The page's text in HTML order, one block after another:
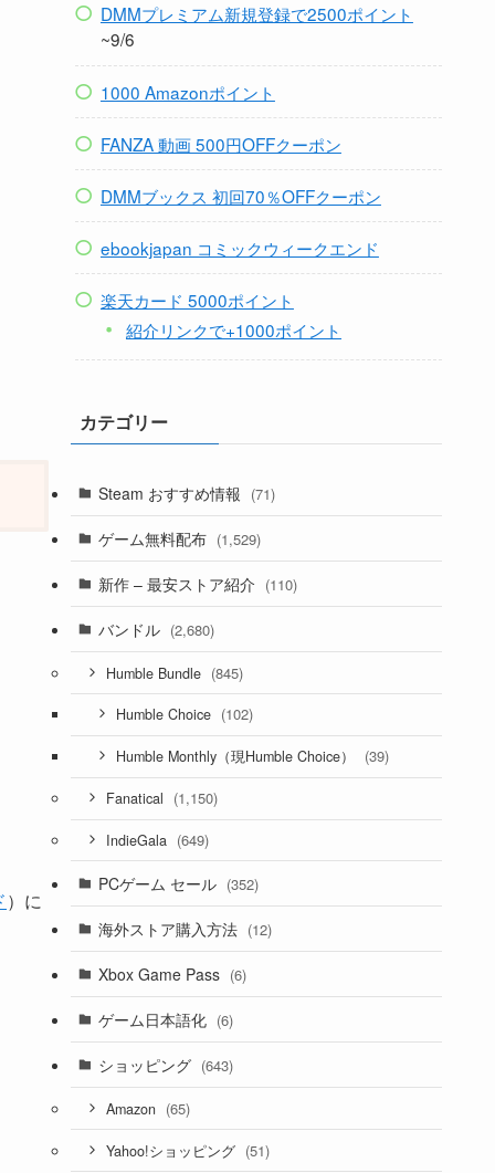
）に
DMMプレミアム新規登録で2500ポイント
~9/6
1000 Amazonポイント
FANZA 動画 500円OFFクーポン
DMMブックス 初回70％OFFクーポン
ebookjapan コミックウィークエンド
楽天カード 5000ポイント
紹介リンクで+1000ポイント
カテゴリー
Steam おすすめ情報 (71)
ゲーム無料配布 (1,529)
新作 – 最安ストア紹介 (110)
バンドル (2,680)
Humble Bundle (845)
Humble Choice (102)
Humble Monthly（現Humble Choice） (39)
Fanatical (1,150)
IndieGala (649)
PCゲーム セール (352)
海外ストア購入方法 (12)
Xbox Game Pass (6)
ゲーム日本語化 (6)
ショッピング (643)
Amazon (65)
Yahoo!ショッピング (51)